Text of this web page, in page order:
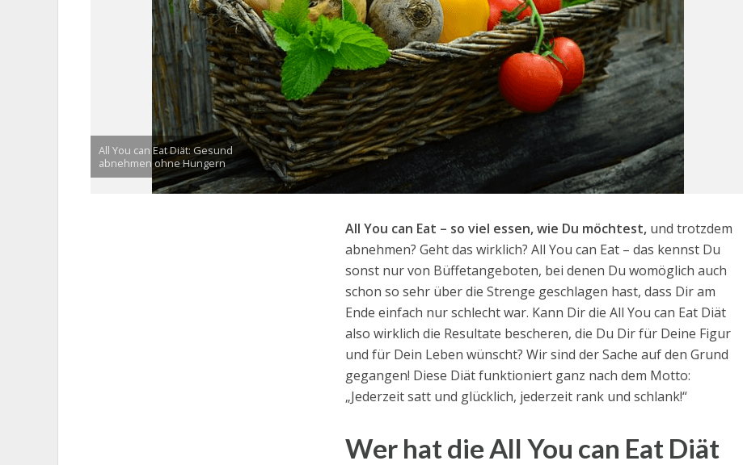
All You can Eat Diät: Gesund
abnehmen ohne Hungern
All You can Eat – so viel essen, wie Du möchtest, und trotzdem
abnehmen? Geht das wirklich? All You can Eat – das kennst Du
sonst nur von Büffetangeboten, bei denen Du womöglich auch
schon so sehr über die Strenge geschlagen hast, dass Dir am
Ende einfach nur schlecht war. Kann Dir die All You can Eat Diät
also wirklich die Resultate bescheren, die Du Dir für Deine Figur
und für Dein Leben wünscht? Wir sind der Sache auf den Grund
gegangen! Diese Diät funktioniert ganz nach dem Motto:
„Jederzeit satt und glücklich, jederzeit rank und schlank!“
Wer hat die All You can Eat Diät